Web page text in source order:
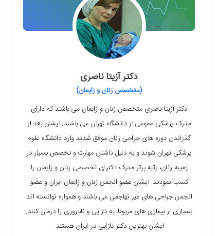
دکتر آزیتا ناصری
(متخصص زنان و زایمان)
دکتر آزیتا ناصری متخصص زنان و زایمان می‌ باشند که دارای
مدرک پزشکی عمومی از دانشگاه تهران می باشند. ایشان بعد از
گذراندن دوره‌ های جراحی زنان موفق شدند وارد دانشگاه علوم
پزشکی تهران شوند و به دلیل داشتن مهارت و تخصص بسیار در
زمینه زنان، رتبه برتر مدرک دکترای تخصصی زنان و زایمان را
کسب نمودند. ایشان عضو انجمن زنان و زایمان ایران و عضو
انجمن جراحی‌ های غیر تهاجمی می باشند و همواره توانسته اند
بسیاری از بیماری های مربوط به نازایی و ناباروری را درمان کنند.
ایشان بهترین دکتر نازایی در ایران هستند.